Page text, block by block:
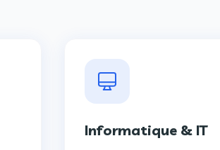
Informatique & IT